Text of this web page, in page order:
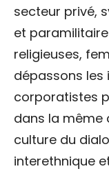
secteur privé,
et
religieuses,
dépassons les
corporatistes
dans la même
culture du
interethnique